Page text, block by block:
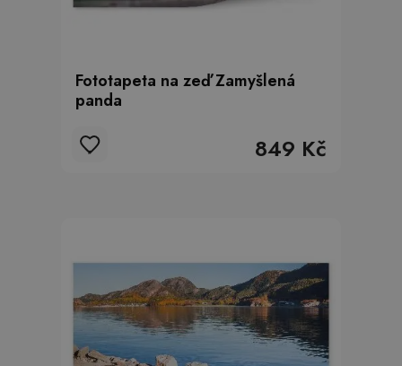
Fototapeta na zeď Zamyšlená
panda
849 Kč